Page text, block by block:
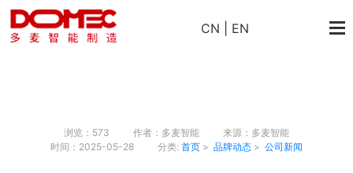
CN EN
浏览：573 作者：多麦智能
来源：多麦智能
时间：2025-05-28
分类: 首页 > 品牌动态 > 公司新闻